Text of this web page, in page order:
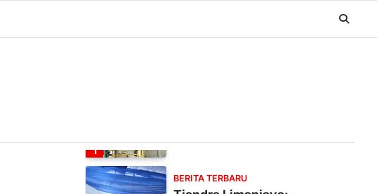
1
situasi…
BERITA TERBARU